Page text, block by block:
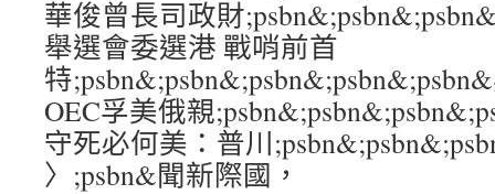
華俊曾長司政財
舉選會委選港 戰哨前首
特
OEC孚美俄親
守死必何美：普川
〉;psbn&聞新際國，